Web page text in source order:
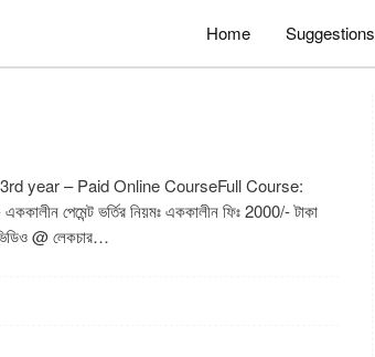
Home Suggestions
year – Paid Online CourseFull Course:
পেমেন্ট ভর্তির নিয়মঃ এককালীন ফিঃ 2000/- টাকা
@ লেকচার…